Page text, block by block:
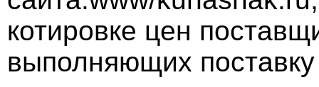
котировке цен
выполняющих